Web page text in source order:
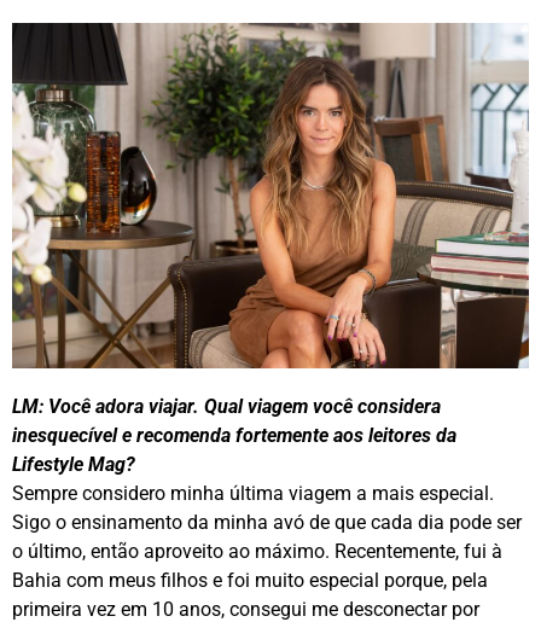
LM: Você adora viajar. Qual viagem você considera
inesquecível e recomenda fortemente aos leitores da
Lifestyle Mag?
Sempre considero minha última viagem a mais especial.
Sigo o ensinamento da minha avó de que cada dia pode ser
o último, então aproveito ao máximo. Recentemente, fui à
Bahia com meus filhos e foi muito especial porque, pela
primeira vez em 10 anos, consegui me desconectar por